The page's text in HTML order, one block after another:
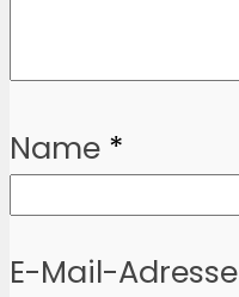
Name *
E-Mail-Adresse